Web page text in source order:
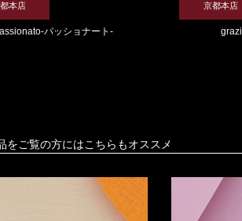
本店
パッショナート-
京都本店
をご覧の方にはこちらもオススメ